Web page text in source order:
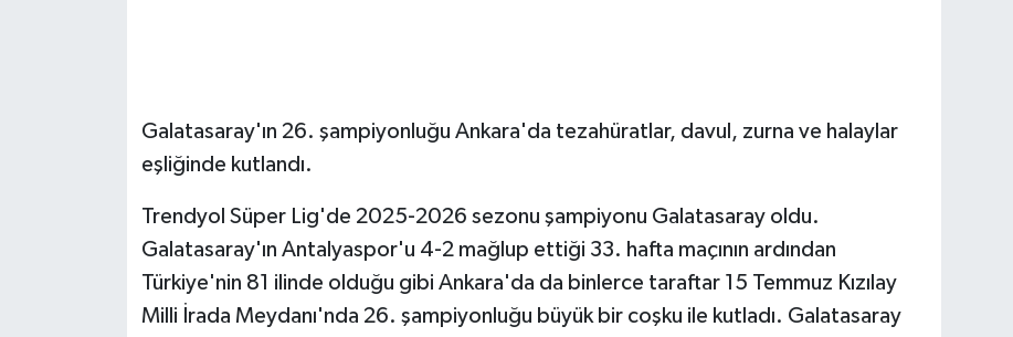
Galatasaray'ın 26. şampiyonluğu Ankara'da tezahüratlar, davul, zurna ve halaylar
eşliğinde kutlandı.
Trendyol Süper Lig'de 2025-2026 sezonu şampiyonu Galatasaray oldu.
Galatasaray'ın Antalyaspor'u 4-2 mağlup ettiği 33. hafta maçının ardından
Türkiye'nin 81 ilinde olduğu gibi Ankara'da da binlerce taraftar 15 Temmuz Kızılay
Milli İrada Meydanı'nda 26. şampiyonluğu büyük bir coşku ile kutladı. Galatasaray
HABERDE İNSAN